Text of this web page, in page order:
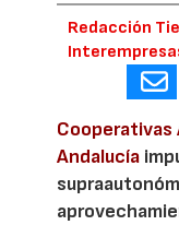
Redacción
Cooperativas
Andalucía